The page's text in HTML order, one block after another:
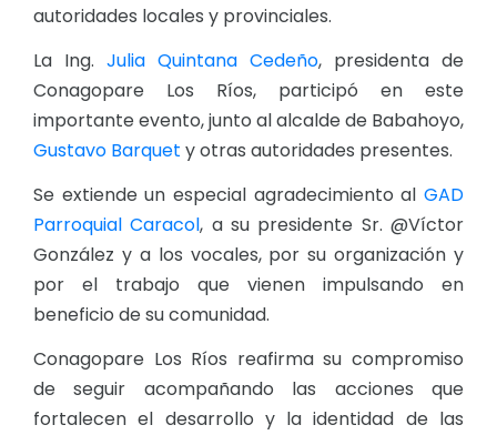
autoridades locales y provinciales.
La Ing. Julia Quintana Cedeño, presidenta de
Conagopare Los Ríos, participó en este
importante evento, junto al alcalde de Babahoyo,
Gustavo Barquet y otras autoridades presentes.
Se extiende un especial agradecimiento al GAD
Parroquial Caracol, a su presidente Sr. @Víctor
González y a los vocales, por su organización y
por el trabajo que vienen impulsando en
beneficio de su comunidad.
Conagopare Los Ríos reafirma su compromiso
de seguir acompañando las acciones que
fortalecen el desarrollo y la identidad de las